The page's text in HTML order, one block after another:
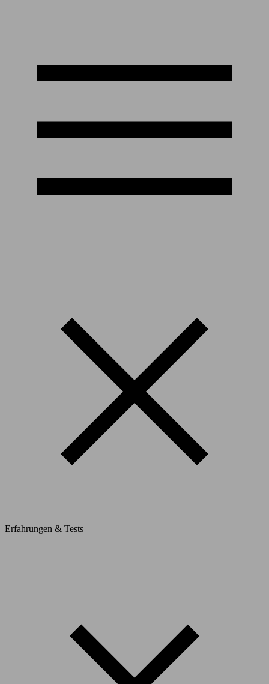
Erfahrungen & Tests